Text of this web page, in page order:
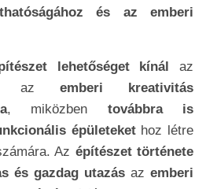
és az emberi
lehetőséget kínál az
az emberi kreativitás
, miközben továbbra is
épületeket hoz létre
Az építészet története
és gazdag utazás az emberi